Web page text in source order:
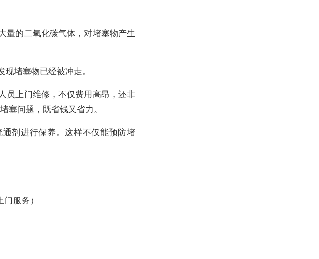
量的二氧化碳气体，对堵塞物产生
堵塞物已经被冲走。
员上门维修，不仅费用高昂，还非
塞问题，既省钱又省力。
剂进行保养。这样不仅能预防堵
服务）